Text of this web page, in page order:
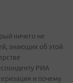
ничего не
знающих об этой
РИА
и почему